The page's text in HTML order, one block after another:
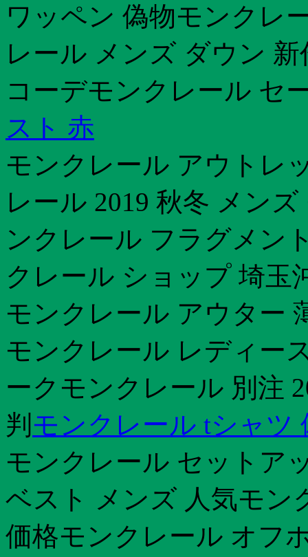
ワッペン 偽物モンクレ
レール メンズ ダウン
コーデモンクレール セ
スト 赤
モンクレール アウトレ
レール 2019 秋冬 メン
ンクレール フラグメン
クレール ショップ 埼玉
モンクレール アウター
モンクレール レディー
ークモンクレール 別注
判 モンクレール tシャツ
モンクレール セットア
ベスト メンズ 人気モン
価格モンクレール オフ